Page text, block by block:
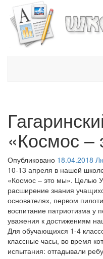
«Космос –
Опубликовано 18.04.2018
10-13 апреля в нашей
«Космос – это мы». Целью
расширение знания
основателях, первом
воспитание патриотизма у
уважения к достижениям
Для обучающихся 1-4
классные часы, во время
испытания: отгадывали